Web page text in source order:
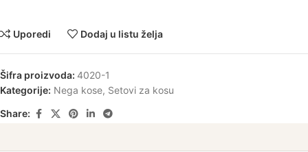
Uporedi Dodaj u listu želja
Šifra proizvoda: 4020-1
Kategorije: Nega kose, Setovi za kosu
Share: